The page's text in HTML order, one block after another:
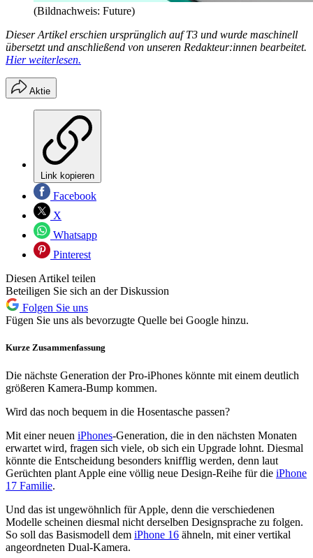
(Bildnachweis: Future)
Dieser Artikel erschien ursprünglich auf T3 und wurde maschinell
übersetzt und anschließend von unseren Redakteur:innen bearbeitet.
Hier weiterlesen.
Aktie
Link kopieren
Facebook
X
Whatsapp
Pinterest
Diesen Artikel teilen
Beteiligen Sie sich an der Diskussion
Folgen Sie uns
Fügen Sie uns als bevorzugte Quelle bei Google hinzu.
Kurze Zusammenfassung
Die nächste Generation der Pro-iPhones könnte mit einem deutlich
größeren Kamera-Bump kommen.
Wird das noch bequem in die Hosentasche passen?
Mit einer neuen iPhones-Generation, die in den nächsten Monaten
erwartet wird, fragen sich viele, ob sich ein Upgrade lohnt. Diesmal
könnte die Entscheidung besonders knifflig werden, denn laut
Gerüchten plant Apple eine völlig neue Design-Reihe für die iPhone
17 Familie.
Und das ist ungewöhnlich für Apple, denn die verschiedenen
Modelle scheinen diesmal nicht derselben Designsprache zu folgen.
So soll das Basismodell dem iPhone 16 ähneln, mit einer vertikal
angeordneten Dual-Kamera.